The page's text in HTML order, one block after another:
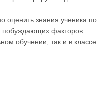
оценить знания ученика
побуждающих факторов.
обучении, так и в